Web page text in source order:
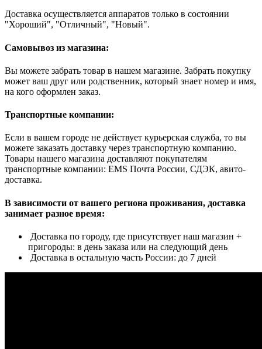
Доставка осуществляется аппаратов только в состоянии
"Хороший", "Отличный", "Новый".
Самовывоз из магазина:
Вы можете забрать товар в нашем магазине. Забрать покупку
может ваш друг или родственник, который знает номер и имя,
на кого оформлен заказ.
Транспортные компании:
Если в вашем городе не действует курьерская служба, то вы
можете заказать доставку через транспортную компанию.
Товары нашего магазина доставляют покупателям
транспортные компании: EMS Почта России, СДЭК, авито-
доставка.
В зависимости от вашего региона проживания, доставка
занимает разное время:
Доставка по городу, где присутствует наш магазин +
пригороды: в день заказа или на следующий день
Доставка в остальную часть России: до 7 дней